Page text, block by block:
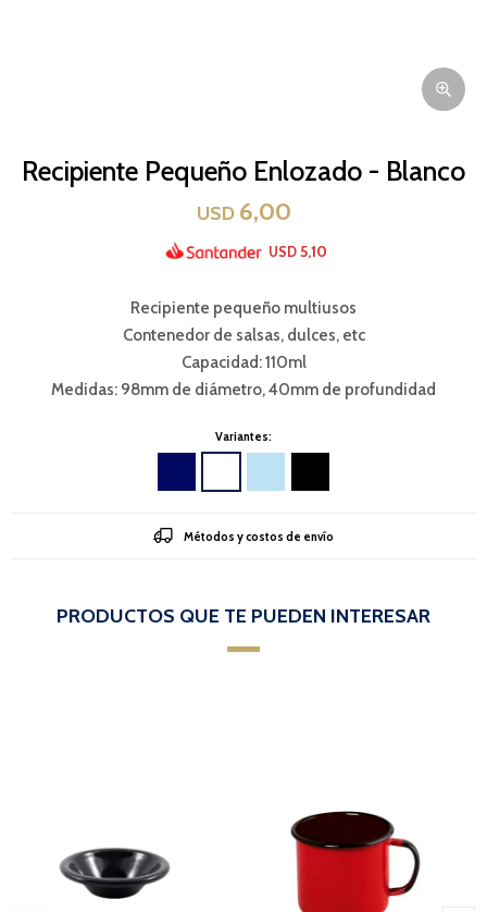
Recipiente Pequeño Enlozado - Blanco
USD 6,00
USD 5,10
Recipiente pequeño multiusos
Contenedor de salsas, dulces, etc
Capacidad: 110ml
Medidas: 98mm de diámetro, 40mm de profundidad
Variantes:
Métodos y costos de envío
PRODUCTOS QUE TE PUEDEN INTERESAR